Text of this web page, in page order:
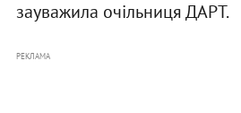
зауважила очільниця ДАРТ.
РЕКЛАМА